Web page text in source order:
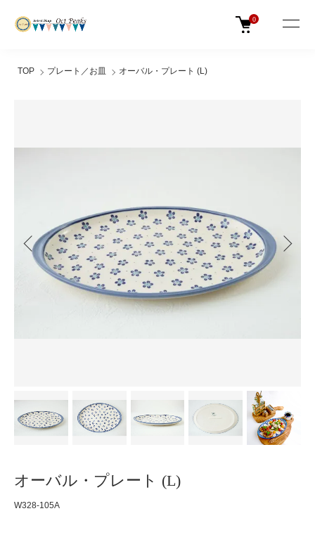
0
TOP プレート／お皿 オーバル・プレート (L)
オーバル・プレート (L)
W328-105A